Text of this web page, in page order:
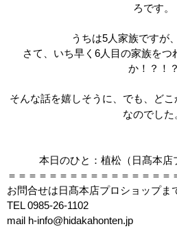
ろです。
うちは5人家族ですが、
さて、いち早く 6人目の家族をつ
か！？！？
そんな話を嬉しそうに、でも、ど
なのでした
本日のひと：植松（日髙本店
＝＝＝＝＝＝＝＝＝＝＝＝＝＝＝＝
お問合せは日髙本店プロショップま
TEL 0985-26-1102
mail h-info@hidakahonten.jp